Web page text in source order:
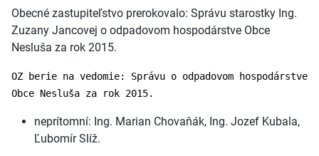
Obecné zastupiteľstvo prerokovalo: Správu starostky Ing.
Zuzany Jancovej o odpadovom hospodárstve Obce
Nesluša za rok 2015.
OZ berie na vedomie: Správu o odpadovom hospodárstve
Obce Nesluša za rok 2015.
neprítomní: Ing. Marian Chovaňák, Ing. Jozef Kubala,
Ľubomír Slíž.